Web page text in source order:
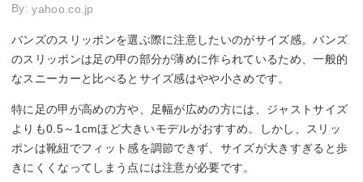
By:yahoo.co.jp
バンズのスリッポンを選ぶ際に注意したいのがサイズ感。バンズ
のスリッポンは足の甲の部分が薄めに作られているため、一般的
なスニーカーと比べるとサイズ感はやや小さめです。
特に足の甲が高めの方や、足幅が広めの方には、ジャストサイズ
よりも0.5～1cmほど大きいモデルがおすすめ。しかし、スリッ
ポンは靴紐でフィット感を調節できず、サイズが大きすぎると歩
きにくくなってしまう点には注意が必要です。